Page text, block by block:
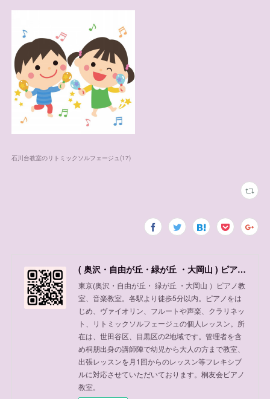
石川台教室のリトミックソルフェージュ(17)
( 奥沢・自由が丘・緑が丘 ・大岡山 ) ピアノ教室、音楽教室
東京(奥沢・自由が丘・ 緑が丘 ・大岡山 ）ピアノ教
室、音楽教室。各駅より徒歩5分以内。ピアノをは
じめ、ヴァイオリン、フルートや声楽、クラリネッ
ト、リトミックソルフェージュの個人レッスン。所
在は、世田谷区、目黒区の2地域です。管理者を含
め桐朋出身の講師陣で幼児から大人の方まで教室、
出張レッスンを月1回からのレッスン等フレキシブ
ルに対応させていただいております。桐友会ピアノ
教室。